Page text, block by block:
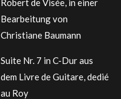
Robert de Visée, in einer
Bearbeitung von
Christiane Baumann
Suite Nr. 7 in C-Dur aus
dem Livre de Guitare, dedié
au Roy